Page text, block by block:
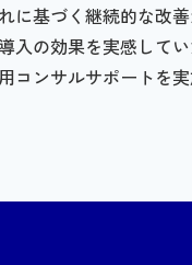
に基づく継続的な改
入の効果を実感して
コンサルサポートを実